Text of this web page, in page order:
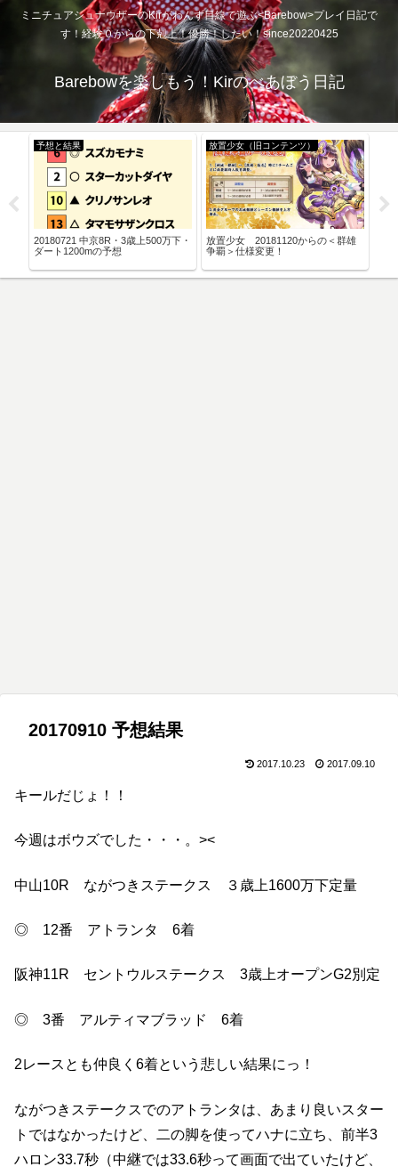
ミニチュアシュナウザーのKirがわんず目線で遊ぶ<Barebow>プレイ日記で
す！経験０からの下剋上！優勝！したい！since20220425
Barebowを楽しもう！Kirのべあぼう日記
予想と結果
20180721 中京8R・3歳上500万下・
ダート1200mの予想
放置少女（旧コンテンツ）
放置少女 20181120からの＜群雄
争覇＞仕様変更！
20170910 予想結果
2017.10.23 2017.09.10
キールだじょ！！
今週はボウズでした・・・。><
中山10R ながつきステークス ３歳上1600万下定量
◎ 12番 アトランタ 6着
阪神11R セントウルステークス 3歳上オープンG2別定
◎ 3番 アルティマブラッド 6着
2レースとも仲良く6着という悲しい結果にっ！
ながつきステークスでのアトランタは、あまり良いスター
トではなかったけど、二の脚を使ってハナに立ち、前半3
ハロン33.7秒（中継では33.6秒って画面で出ていたけど、